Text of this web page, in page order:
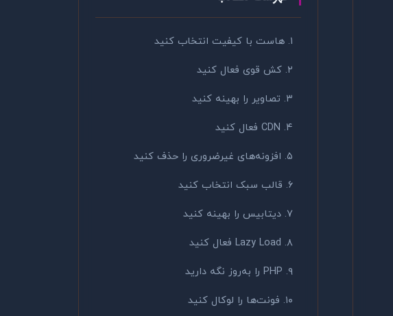
۱. هاست با کیفیت انتخاب کنید
۲. کش قوی فعال کنید
۳. تصاویر را بهینه کنید
۴. CDN فعال کنید
۵. افزونه‌های غیرضروری را حذف کنید
۶. قالب سبک انتخاب کنید
۷. دیتابیس را بهینه کنید
۸. Lazy Load فعال کنید
۹. PHP را به‌روز نگه دارید
۱۰. فونت‌ها را لوکال کنید